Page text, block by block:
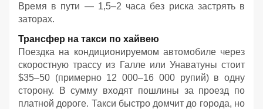
Время в пути — 1,5–2 часа без риска застрять в
заторах.
Трансфер на такси по хайвею
Поездка на кондиционируемом автомобиле через
скоростную трассу из Галле или Унаватуны стоит
$35–50 (примерно 12 000–16 000 рупий) в одну
сторону. В сумму входят пошлины за проезд по
платной дороге. Такси быстро домчит до города, но